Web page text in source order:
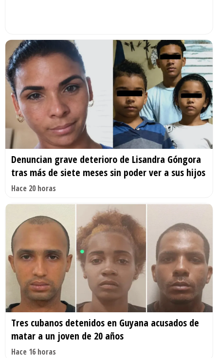
Denuncian grave deterioro de Lisandra Góngora
tras más de siete meses sin poder ver a sus hijos
Hace 20 horas
Tres cubanos detenidos en Guyana acusados de
matar a un joven de 20 años
Hace 16 horas